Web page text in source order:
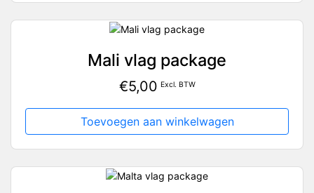
Mali vlag package
€5,00 Excl. BTW
Toevoegen aan winkelwagen